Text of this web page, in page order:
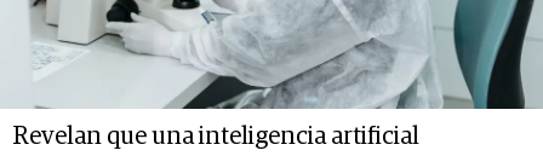
Revelan que una inteligencia artificial